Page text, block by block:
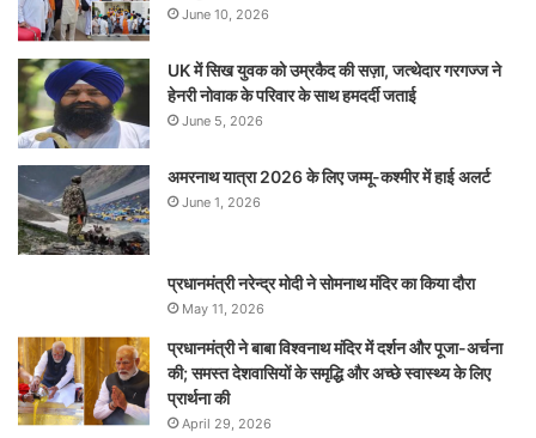
June 10, 2026
UK में सिख युवक को उम्रकैद की सज़ा, जत्थेदार गरगज्ज ने
हेनरी नोवाक के परिवार के साथ हमदर्दी जताई
June 5, 2026
अमरनाथ यात्रा 2026 के लिए जम्मू-कश्मीर में हाई अलर्ट
June 1, 2026
प्रधानमंत्री नरेन्‍द्र मोदी ने सोमनाथ मंदिर का किया दौरा
May 11, 2026
प्रधानमंत्री ने बाबा विश्वनाथ मंदिर में दर्शन और पूजा-अर्चना
की; समस्‍त देशवासियों के समृद्धि और अच्छे स्वास्थ्य के लिए
प्रार्थना की
April 29, 2026